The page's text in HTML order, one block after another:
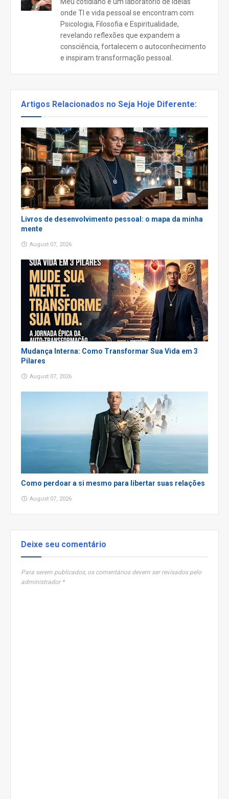
onde TI e vida pessoal se encontram com
Psicologia, Filosofia e Espiritualidade,
revelando reflexões que expandem a
consciência, fortalecem o autoconhecimento
e inspiram transformação pessoal.
Artigos Relacionados no Seja Hoje Diferente:
Livros de desenvolvimento pessoal: o mapa da minha
mente
August 07, 2026
Mudança Interna: Como Transformar Sua Vida em 3
Pilares
August 07, 2026
Como perdoar a si mesmo para libertar suas relações
August 07, 2026
Deixe seu comentário
Para serem publicados, os comentários devem ser revisados pelo
administrador *